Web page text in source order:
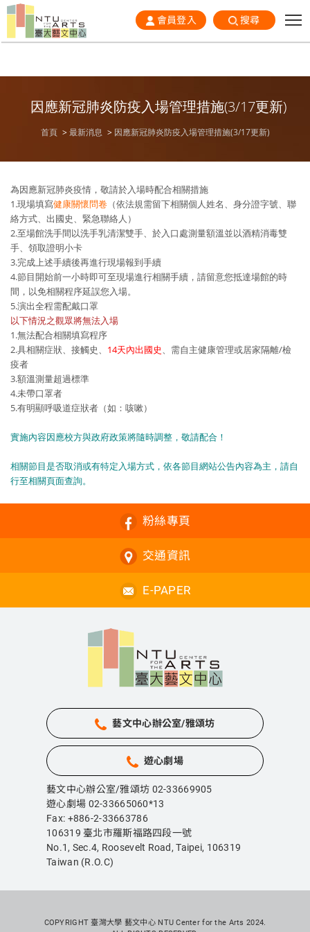
會員登入 搜尋
因應新冠肺炎防疫入場管理措施(3/17更新)
首頁 最新消息 因應新冠肺炎防疫入場管理措施(3/17更新)
為因應新冠肺炎疫情，敬請於入場時配合相關措施
1.現場填寫健康關懷問卷 （依法規需留下相關個人姓名、身分證字號、聯
絡方式、出國史、緊急聯絡人）
2.至場館洗手間以洗手乳清潔雙手、於入口處測量額溫並以酒精消毒雙
手、領取證明小卡
3.完成上述手續後再進行現場報到手續
4.節目開始前一小時即可至現場進行相關手續，請留意您抵達場館的時
間，以免相關程序延誤您入場。
5.演出全程需配戴口罩
以下情況之觀眾將無法入場
1.無法配合相關填寫程序
2.具相關症狀、接觸史、 14天內出國史、需自主健康管理或居家隔離/檢
疫者
3.額溫測量超過標準
4.未帶口罩者
5.有明顯呼吸道症狀者（如：咳嗽）
實施內容因應校方與政府政策將隨時調整，敬請配合！
相關節目是否取消或有特定入場方式，依各節目網站公告內容為主，請自
行至相關頁面查詢。
粉絲專頁
交通資訊
E-PAPER
藝文中心辦公室/雅頌坊
遊心劇場
藝文中心辦公室/雅頌坊 02-33669905
遊心劇場 02-33665060*13
Fax: +886-2-33663786
106319 臺北市羅斯福路四段一號
No.1, Sec.4, Roosevelt Road, Taipei, 106319
Taiwan (R.O.C)
COPYRIGHT 臺灣大學 藝文中心 NTU Center for the Arts 2024.